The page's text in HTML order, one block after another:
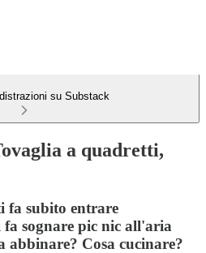
su Substack
a quadretti,
fa subito entrare
sognare pic nic all'aria
Cosa cucinare?